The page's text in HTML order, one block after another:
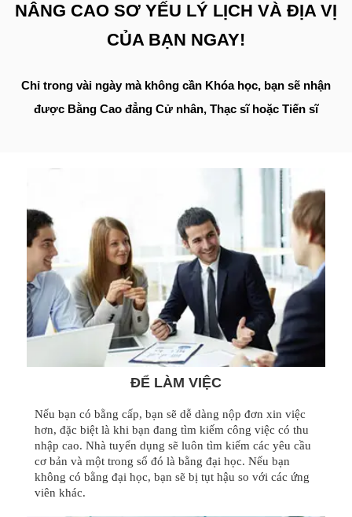
NÂNG CAO SƠ YẾU LÝ LỊCH VÀ ĐỊA VỊ
CỦA BẠN NGAY!
Chỉ trong vài ngày mà không cần Khóa học, bạn sẽ nhận
được Bằng Cao đẳng Cử nhân, Thạc sĩ hoặc Tiến sĩ
ĐỂ LÀM VIỆC
Nếu bạn có bằng cấp, bạn sẽ dễ dàng nộp đơn xin việc
hơn, đặc biệt là khi bạn đang tìm kiếm công việc có thu
nhập cao. Nhà tuyển dụng sẽ luôn tìm kiếm các yêu cầu
cơ bản và một trong số đó là bằng đại học. Nếu bạn
không có bằng đại học, bạn sẽ bị tụt hậu so với các ứng
viên khác.